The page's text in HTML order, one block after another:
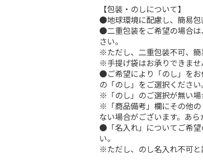
【包装・のしについて】
●地球環境に配慮し、簡易包
●二重包装をご希望の場合
さい。
※ただし、二重包装不可、簡
※手提げ袋はお承りできませ
●ご希望により「のし」をお
の「のし」をご選択ください
※「のし」のご選択が無い場
※「商品備考」欄にその他
ない場合がございます。あら
●「名入れ」についてご希
い。
※ただし、のし名入れ不可と